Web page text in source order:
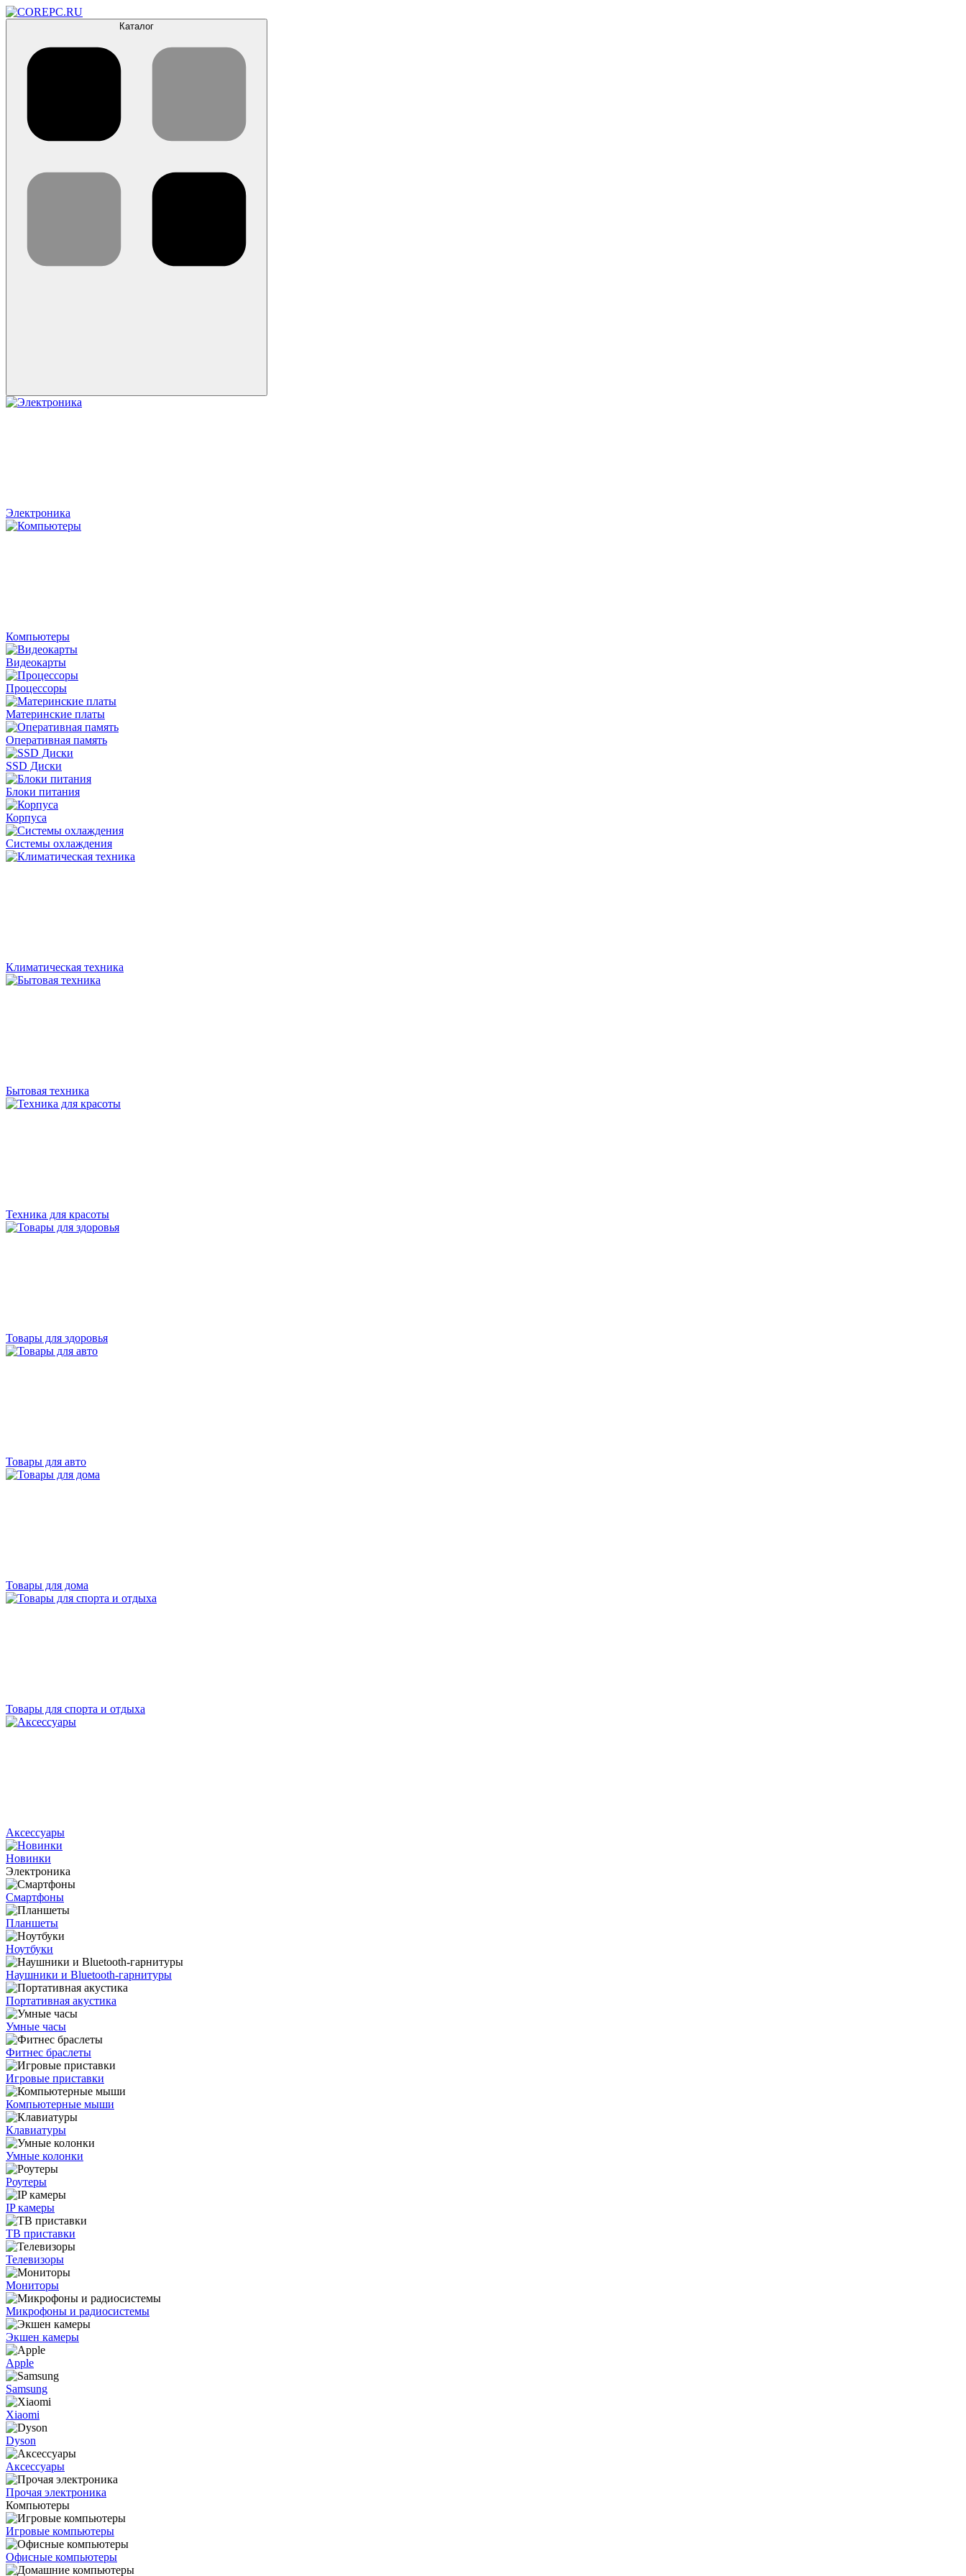
Каталог
Электроника
Компьютеры
Видеокарты
Процессоры
Материнские платы
Оперативная память
SSD Диски
Блоки питания
Корпуса
Системы охлаждения
Климатическая техника
Бытовая техника
Техника для красоты
Товары для здоровья
Товары для авто
Товары для дома
Товары для спорта и отдыха
Аксессуары
Новинки
Электроника
Смартфоны
Планшеты
Ноутбуки
Наушники и Bluetooth-гарнитуры
Портативная акустика
Умные часы
Фитнес браслеты
Игровые приставки
Компьютерные мыши
Клавиатуры
Умные колонки
Роутеры
IP камеры
ТВ приставки
Телевизоры
Мониторы
Микрофоны и радиосистемы
Экшен камеры
Apple
Samsung
Xiaomi
Dyson
Аксессуары
Прочая электроника
Компьютеры
Игровые компьютеры
Офисные компьютеры